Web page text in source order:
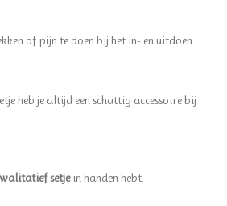
of pijn te doen bij het in- en uitdoen.
heb je altijd een schattig accessoire bij
setjein handen hebt.